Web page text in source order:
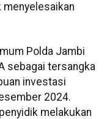
menyelesaikan
Polda Jambi
sebagai tersangka
investasi
2024.
melakukan